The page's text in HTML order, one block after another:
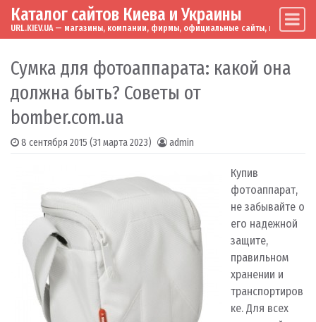
Skip to content
Main Navigation
Каталог сайтов Киева и Украины
URL.KIEV.UA — магазины, компании, фирмы, официальные сайты, мировые
Сумка для фотоаппарата: какой она
должна быть? Советы от
bomber.com.ua
8 сентября 2015 (31 марта 2023) admin
Купив
фотоаппарат,
не забывайте о
его надежной
защите,
правильном
хранении и
транспортиров
ке. Для всех